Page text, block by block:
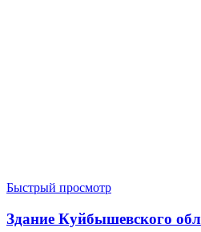
Быстрый просмотр
Здание Куйбышевского